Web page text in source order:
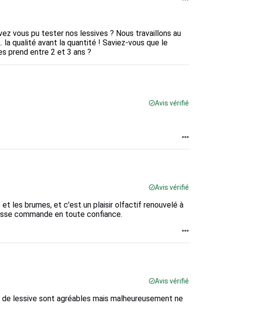
vous pu tester nos lessives ? Nous travaillons au
la qualité avant la quantité ! Saviez-vous que le
prend entre 2 et 3 ans ?
Avis vérifié
Avis vérifié
les brumes, et c'est un plaisir olfactif renouvelé à
commande en toute confiance.
Avis vérifié
lessive sont agréables mais malheureusement ne